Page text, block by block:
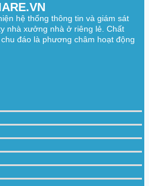
fps (640 × 480, 640 × 360)
H.265/H.264/MJPEG
Profile,Main Profile,High Profile
hệ thống thông tin và giám sát
nhà xưởng nhà ở riêng lẻ. Chất
đáo là phương châm hoạt động